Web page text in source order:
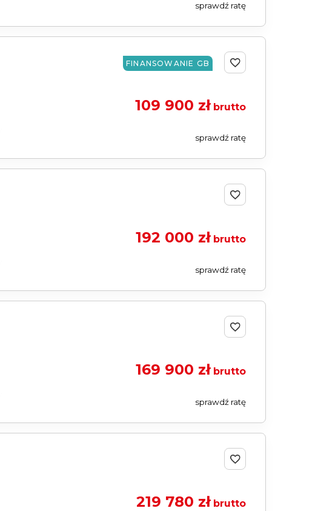
sprawdź ratę
FINANSOWANIE GB
109 900 złbrutto
sprawdź ratę
192 000 złbrutto
sprawdź ratę
169 900 złbrutto
sprawdź ratę
219 780 złbrutto